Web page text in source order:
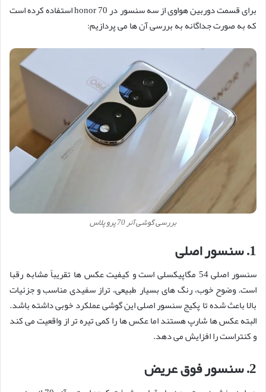
برای قسمت دوربین هواوی از سه سنسور در honor 70 استفاده کرده است
که به صورت جداگانه به بررسی آن ها می پردازیم:
بررسی گوشی آنر 70 پرو پلاس
1. سنسور اصلی
سنسور اصلی 54 مگاپیکسلی است و کیفیت عکس ها تقریباً مشابه رقبا
است. وضوح خوب، رنگ های بسیار طبیعی، تراز سفیدی مناسب و جزئیات
بالا باعث شده تا پکیج سنسور اصلی این گوشی عملکرد خوبی داشته باشد.
البته عکس ها شارپ هستند اما عکس ها را کمی تیره تر از واقعیت می کند
و کنتراست را افزایش می دهد.
2. سنسور فوق عریض